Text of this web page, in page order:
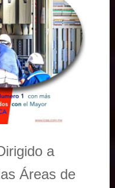
a
Áreas de